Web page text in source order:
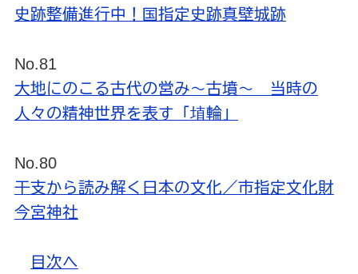
史跡整備進行中！国指定史跡真壁城跡
No.81
大地にのこる古代の営み～古墳～ 当時の
人々の精神世界を表す「埴輪」
No.80
干支から読み解く日本の文化／市指定文化財
今宮神社
目次へ